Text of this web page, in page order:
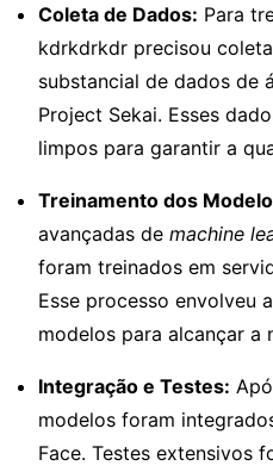
Coleta de Dados: Para
kdrkdrkdr precisou
substancial de dados de
Project Sekai. Esses
limpos para garantir a
Treinamento dos
avançadas de machine
foram treinados em
Esse processo envolveu
modelos para alcançar a
Integração e Testes:
modelos foram
Face. Testes extensivos